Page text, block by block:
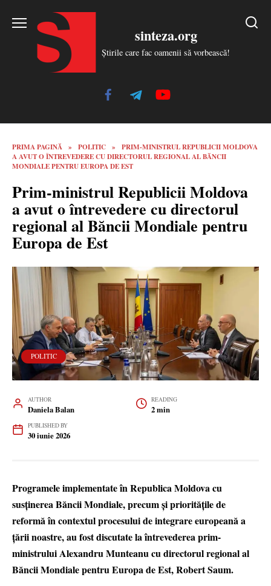
sinteza.org
Știrile care fac oamenii să vorbească!
PRIMA PAGINĂ » POLITIC »
PRIM-MINISTRUL REPUBLICII MOLDOVA
A AVUT O ÎNTREVEDERE CU DIRECTORUL REGIONAL AL BĂNCII
MONDIALE PENTRU EUROPA DE EST
Prim-ministrul Republicii Moldova
a avut o întrevedere cu directorul
regional al Băncii Mondiale pentru
Europa de Est
POLITIC
AUTHOR
Daniela Balan
READING
2 min
PUBLISHED BY
30 iunie 2026
Programele implementate în Republica Moldova cu
susținerea Băncii Mondiale, precum și prioritățile de
reformă în contextul procesului de integrare europeană a
țării noastre, au fost discutate la întrevederea prim-
ministrului Alexandru Munteanu cu directorul regional al
Băncii Mondiale pentru Europa de Est, Robert Saum.